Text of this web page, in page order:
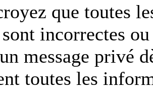
que toutes
incorrectes
message privé
toutes les